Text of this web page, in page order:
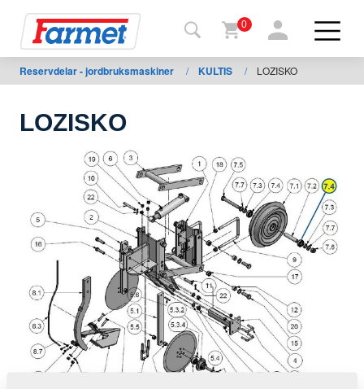
Mina
maskiner
nedladdning
0
Reservdelar - jordbruksmaskiner / KULTIS / LOZISKO
LOZISKO